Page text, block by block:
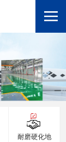
耐磨硬化地